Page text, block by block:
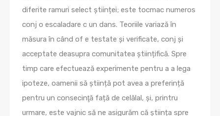
diferite ramuri select științei; este tocmac numeros
conj o escaladare c un dans. Teoriile variază în
măsura în când of e testate și verificate, conj și
acceptate deasupra comunitatea științifică. Spre
timp care efectuează experimente pentru a a lega
ipoteze, oamenii să știință pot avea a preferință
pentru un consecinţă față de celălal, și, printru
urmare, este vajnic să ne asigurăm că știința spre